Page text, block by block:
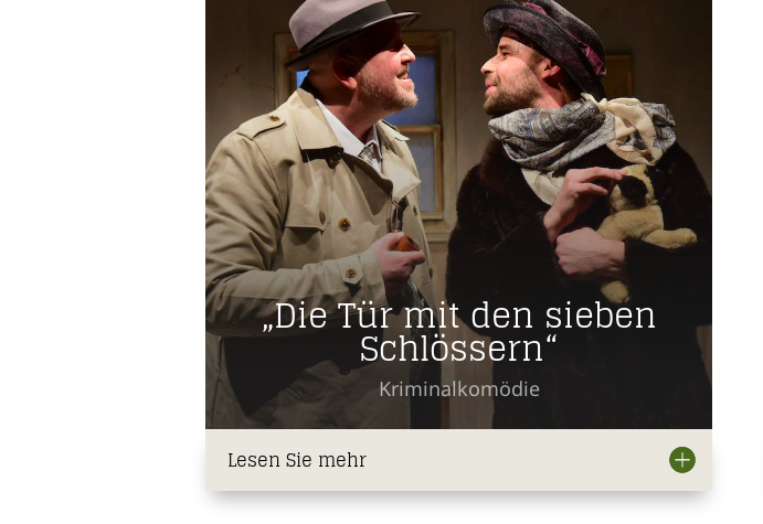
„Die Tür mit den sieben
Schlössern“
Kriminalkomödie
Lesen Sie mehr